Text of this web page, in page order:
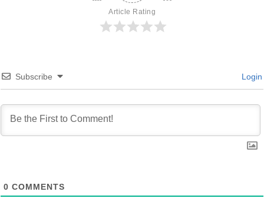
Article Rating
Subscribe Login
0 COMMENTS